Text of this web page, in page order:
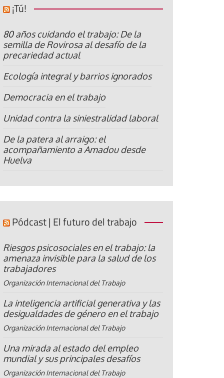
¡Tú!
80 años cuidando el trabajo: De la
semilla de Rovirosa al desafío de la
precariedad actual
Ecología integral y barrios ignorados
Democracia en el trabajo
Unidad contra la siniestralidad laboral
De la patera al arraigo: el
acompañamiento a Amadou desde
Huelva
Pódcast | El futuro del trabajo
Riesgos psicosociales en el trabajo: la
amenaza invisible para la salud de los
trabajadores
Organización Internacional del Trabajo
La inteligencia artificial generativa y las
desigualdades de género en el trabajo
Organización Internacional del Trabajo
Una mirada al estado del empleo
mundial y sus principales desafíos
Organización Internacional del Trabajo